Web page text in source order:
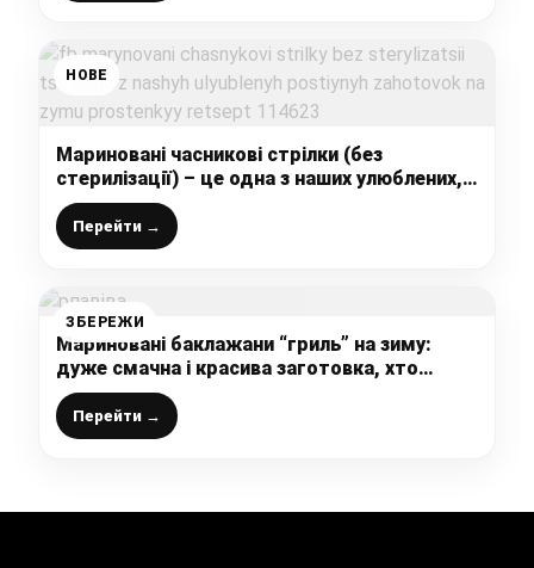
НОВЕ
Мариновані часникові стрілки (без
стерилізації) – це одна з наших улюблених,
постійних заготовок на зиму (простенький
рецепт)
Перейти →
ЗБЕРЕЖИ
Мариновані баклажани “гриль” на зиму:
дуже смачна і красива заготовка, хто
пробував, не вірять, що так легко і просто
готується
Перейти →